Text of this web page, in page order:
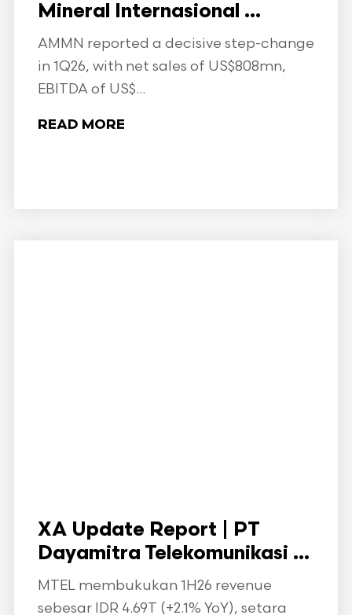
Mineral Internasional ...
AMMN reported a decisive step-change
in 1Q26, with net sales of US$808mn,
EBITDA of US$...
READ MORE
XA Update Report | PT
Dayamitra Telekomunikasi ...
MTEL membukukan 1H26 revenue
sebesar IDR 4.69T (+2.1% YoY), setara